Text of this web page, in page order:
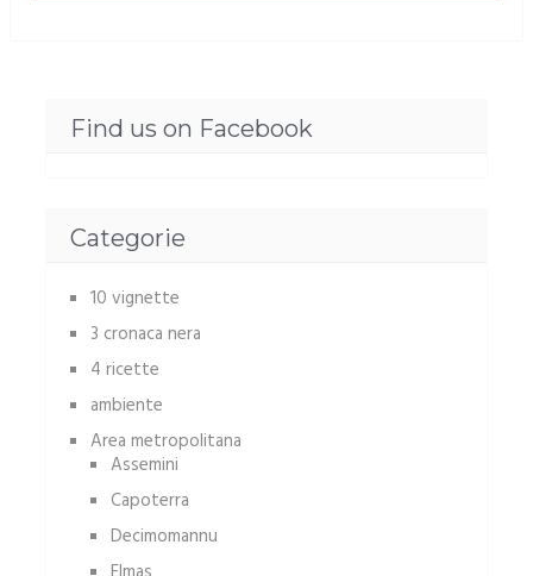
Find us on Facebook
Categorie
10 vignette
3 cronaca nera
4 ricette
ambiente
Area metropolitana
Assemini
Capoterra
Decimomannu